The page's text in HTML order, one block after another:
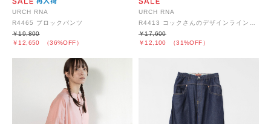
URCH RNA
R4465 ブロックパンツ
￥12,650 （36%OFF）
￥19,800
URCH RNA
￥12,100 （31%OFF）
￥17,600